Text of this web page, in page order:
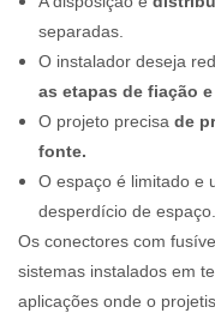
separadas.
O instalador deseja
as etapas de fiação
O projeto precisa de
fonte.
O espaço é limitado e
desperdício de espaço.
Os conectores com
sistemas instalados em
aplicações onde o